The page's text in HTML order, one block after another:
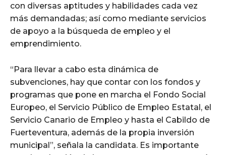
con diversas aptitudes y habilidades cada vez
más demandadas; así como mediante servicios
de apoyo a la búsqueda de empleo y el
emprendimiento.
“Para llevar a cabo esta dinámica de
subvenciones, hay que contar con los fondos y
programas que pone en marcha el Fondo Social
Europeo, el Servicio Público de Empleo Estatal, el
Servicio Canario de Empleo y hasta el Cabildo de
Fuerteventura, además de la propia inversión
municipal”, señala la candidata. Es importante